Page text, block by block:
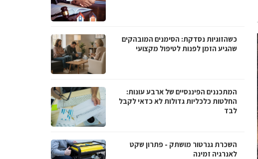
כשהזוגיות נסדקת: הסימנים המובהקים
שהגיע הזמן לפנות לטיפול מקצועי
המתכננים הפיננסיים של ארבע עונות:
החלטות כלכליות גדולות לא כדאי לקבל
לבד
השכרת גנרטור מושתק - פתרון שקט
לאנרגיה זמינה